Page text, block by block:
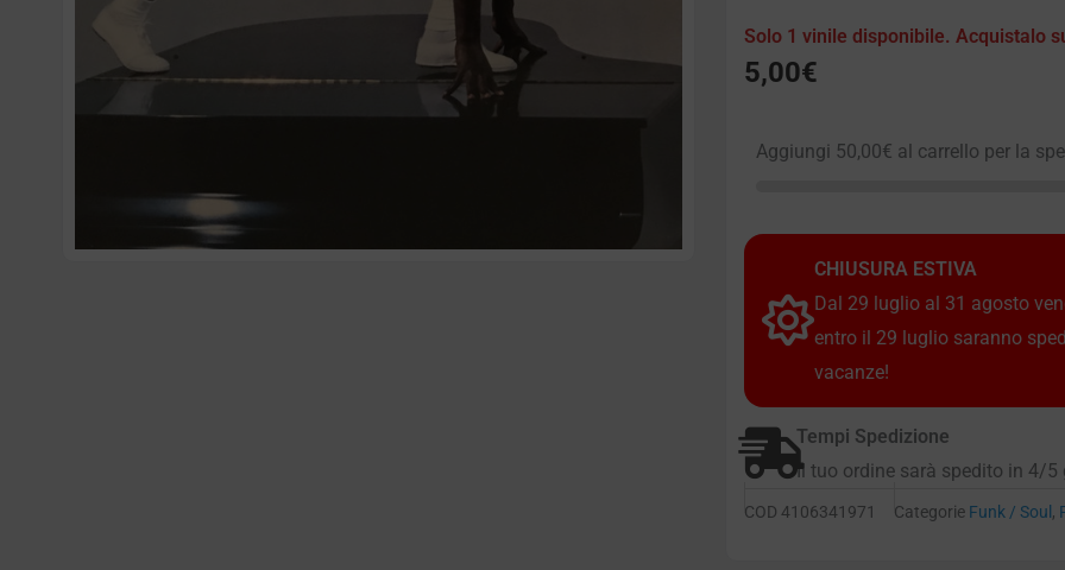
Solo 1 vinile disponibile. Acquistalo
5,00€
Aggiungi 50,00€ al carrello per la
CHIUSURA ESTIVA
Dal 29 luglio al 31 agosto
entro il 29 luglio saranno
vacanze!
Tempi Spedizione
Il tuo ordine sarà spedito in 4/5
COD 4106341971 Categorie Funk / Soul ,